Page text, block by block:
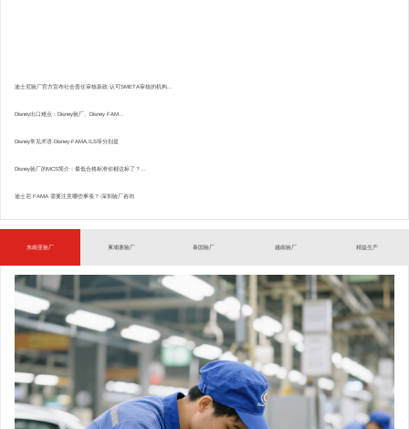
迪士尼验厂官方宣布社会责任审核新政:认可SMETA审核的机构...
Disney出口难点：Disney验厂、Disney FAM...
Disney常见术语.Disney-FAMA,ILS等分别是
Disney验厂的MCS简介：最低合格标准你都达标了？...
迪士尼 FAMA 需要注意哪些事项？-深圳验厂咨询
东南亚验厂 柬埔寨验厂 泰国验厂 越南验厂 精益生产